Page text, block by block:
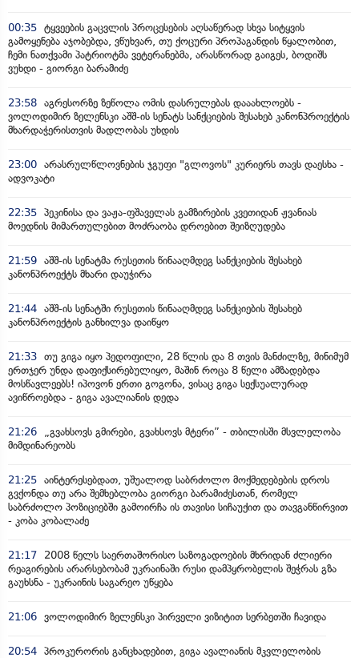
00:35 ტყვეების გაცვლის პროცესების აღსაწერად სხვა სიტყვის
გამოყენება აჯობებდა, ვწუხვარ, თუ ქოცური პროპაგანდის წყალობით,
ჩემი ნათქვამი პატრიოტმა ვეტერანებმა, არასწორად გაიგეს, ბოდიშს
ვუხდი - გიორგი ბარამიძე
23:58 აგრესორზე ზეწოლა ომის დასრულებას დააახლოებს -
ვოლოდიმირ ზელენსკი აშშ-ის სენატს სანქციების შესახებ კანონპროექტის
მხარდაჭერისთვის მადლობას უხდის
23:00 არასრულწლოვნების ჯგუფი "გლოვოს" კურიერს თავს დაესხა -
ადვოკატი
22:35 პეკინისა და ვაჟა-ფშაველას გამზირების კვეთიდან ჟვანიას
მოედნის მიმართულებით მოძრაობა დროებით შეიზღუდება
21:59 აშშ-ის სენატმა რუსეთის წინააღმდეგ სანქციების შესახებ
კანონპროექტს მხარი დაუჭირა
21:44 აშშ-ის სენატში რუსეთის წინააღმდეგ სანქციების შესახებ
კანონპროექტის განხილვა დაიწყო
21:33 თუ გიგა იყო პედოფილი, 28 წლის და 8 თვის მანძილზე, მინიმუმ
ერთჯერ უნდა დაფიქსირებულიყო, მაშინ როცა 8 წელი ამზადებდა
მოსწავლეებს! იპოვონ ერთი გოგონა, ვისაც გიგა სექსუალურად
ავიწროებდა - გიგა ავალიანის დედა
21:26
„გვახსოვს გმირები, გვახსოვს მტერი” - თბილისში მსვლელობა
მიმდინარეობს
21:25 აინტერესებდათ, უშუალოდ საბრძოლო მოქმედებების დროს
გვქონდა თუ არა შემხებლობა გიორგი ბარამიძესთან, რომელ
საბრძოლო პოზიციებში გამოირჩა ის თავისი სიჩაუქით და თავგანწირვით
- კობა კობალაძე
21:17
2008 წელს საერთაშორისო საზოგადოების მხრიდან ძლიერი
რეაგირების არარსებობამ უკრაინაში რუსი დამპყრობელის შეჭრას გზა
გაუხსნა - უკრაინის საგარეო უწყება
21:06 ვოლოდიმირ ზელენსკი პირველი ვიზიტით სერბეთში ჩავიდა
20:54 პროკურორის განცხადებით, გიგა ავალიანის მკვლელობის